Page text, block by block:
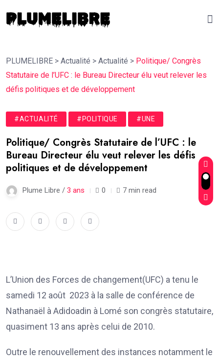
PLUMELIBRE > Actualité > Actualité > Politique/ Congrès
Statutaire de l’UFC : le Bureau Directeur élu veut relever les
défis politiques et de développement
#ACTUALITÉ #POLITIQUE #UNE
Politique/ Congrès Statutaire de l’UFC : le
Bureau Directeur élu veut relever les défis
politiques et de développement
Plume Libre / 3 ans 0 7 min read
L’Union des Forces de changement(UFC) a tenu le
samedi 12 août 2023 à la salle de conférence de
Nathanaël à Adidoadin à Lomé son congrès statutaire,
quasiment 13 ans après celui de 2010.
Outre le renouvellement des instances notamment le